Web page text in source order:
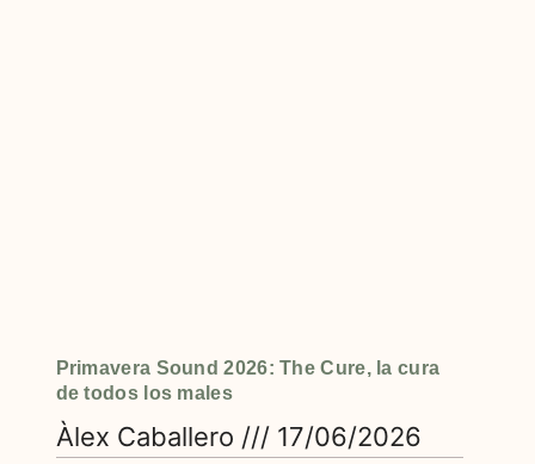
Primavera Sound 2026: The Cure, la cura
de todos los males
Àlex Caballero 17/06/2026